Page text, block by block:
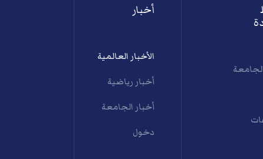
أخبار
الأخبار العالمية
أخبار رياضية
أخبار الجامعة
دخول